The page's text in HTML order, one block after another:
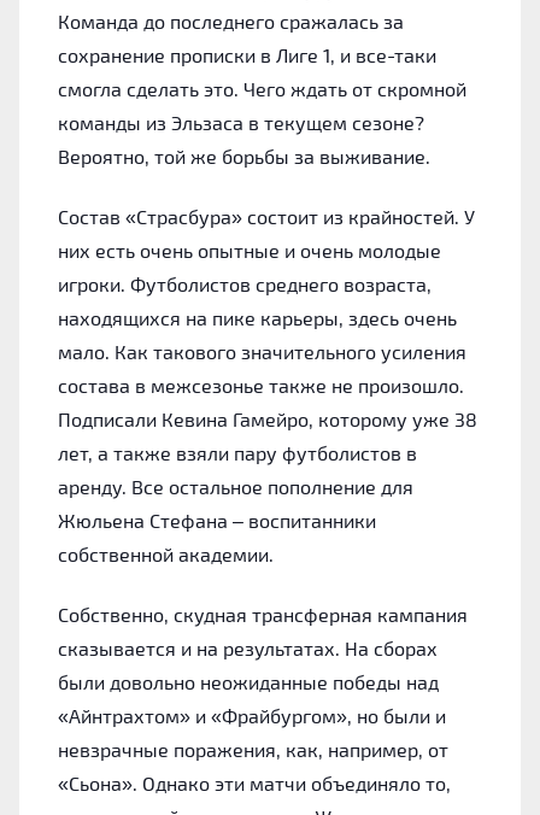
Команда до последнего сражалась за
сохранение прописки в Лиге 1, и все-таки
смогла сделать это. Чего ждать от скромной
команды из Эльзаса в текущем сезоне?
Вероятно, той же борьбы за выживание.
Состав «‎Страсбура» состоит из крайностей. У
них есть очень опытные и очень молодые
игроки. Футболистов среднего возраста,
находящихся на пике карьеры, здесь очень
мало. Как такового значительного усиления
состава в межсезонье также не произошло.
Подписали Кевина Гамейро, которому уже 38
лет, а также взяли пару футболистов в
аренду. Все остальное пополнение для
Жюльена Стефана – воспитанники
собственной академии.
Собственно, скудная трансферная кампания
сказывается и на результатах. На сборах
были довольно неожиданные победы над
«‎Айнтрахтом» и «‎Фрайбургом», но были и
невзрачные поражения, как, например, от
«‎Сьона». Однако эти матчи объединяло то,